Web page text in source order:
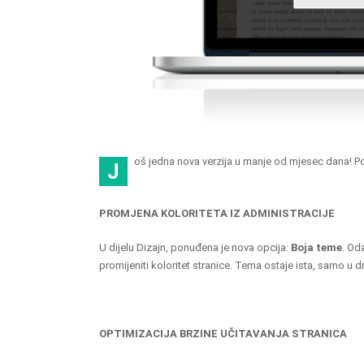
J oš jedna nova verzija u manje od mjesec dana!
PROMJENA KOLORITETA IZ ADMINISTRACIJE
U dijelu Dizajn, ponuđena je nova opcija: Boja teme .
promijeniti koloritet stranice. Tema ostaje ista, samo u
OPTIMIZACIJA BRZINE UČITAVANJA STRANICA